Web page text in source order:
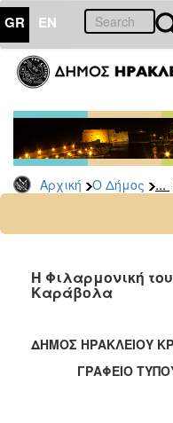
GR EN
Αρχική Ο Δήμος ...
ΔΗΜΟΣ
Δελτία
Τύπου
Αρχείο
2026
2024
2022
2020
2019
Η Φιλαρμονική
Καράβολα
ΔΗΜΟΣ ΗΡΑΚΛΕΙΟΥ
ΓΡΑΦΕΙΟ